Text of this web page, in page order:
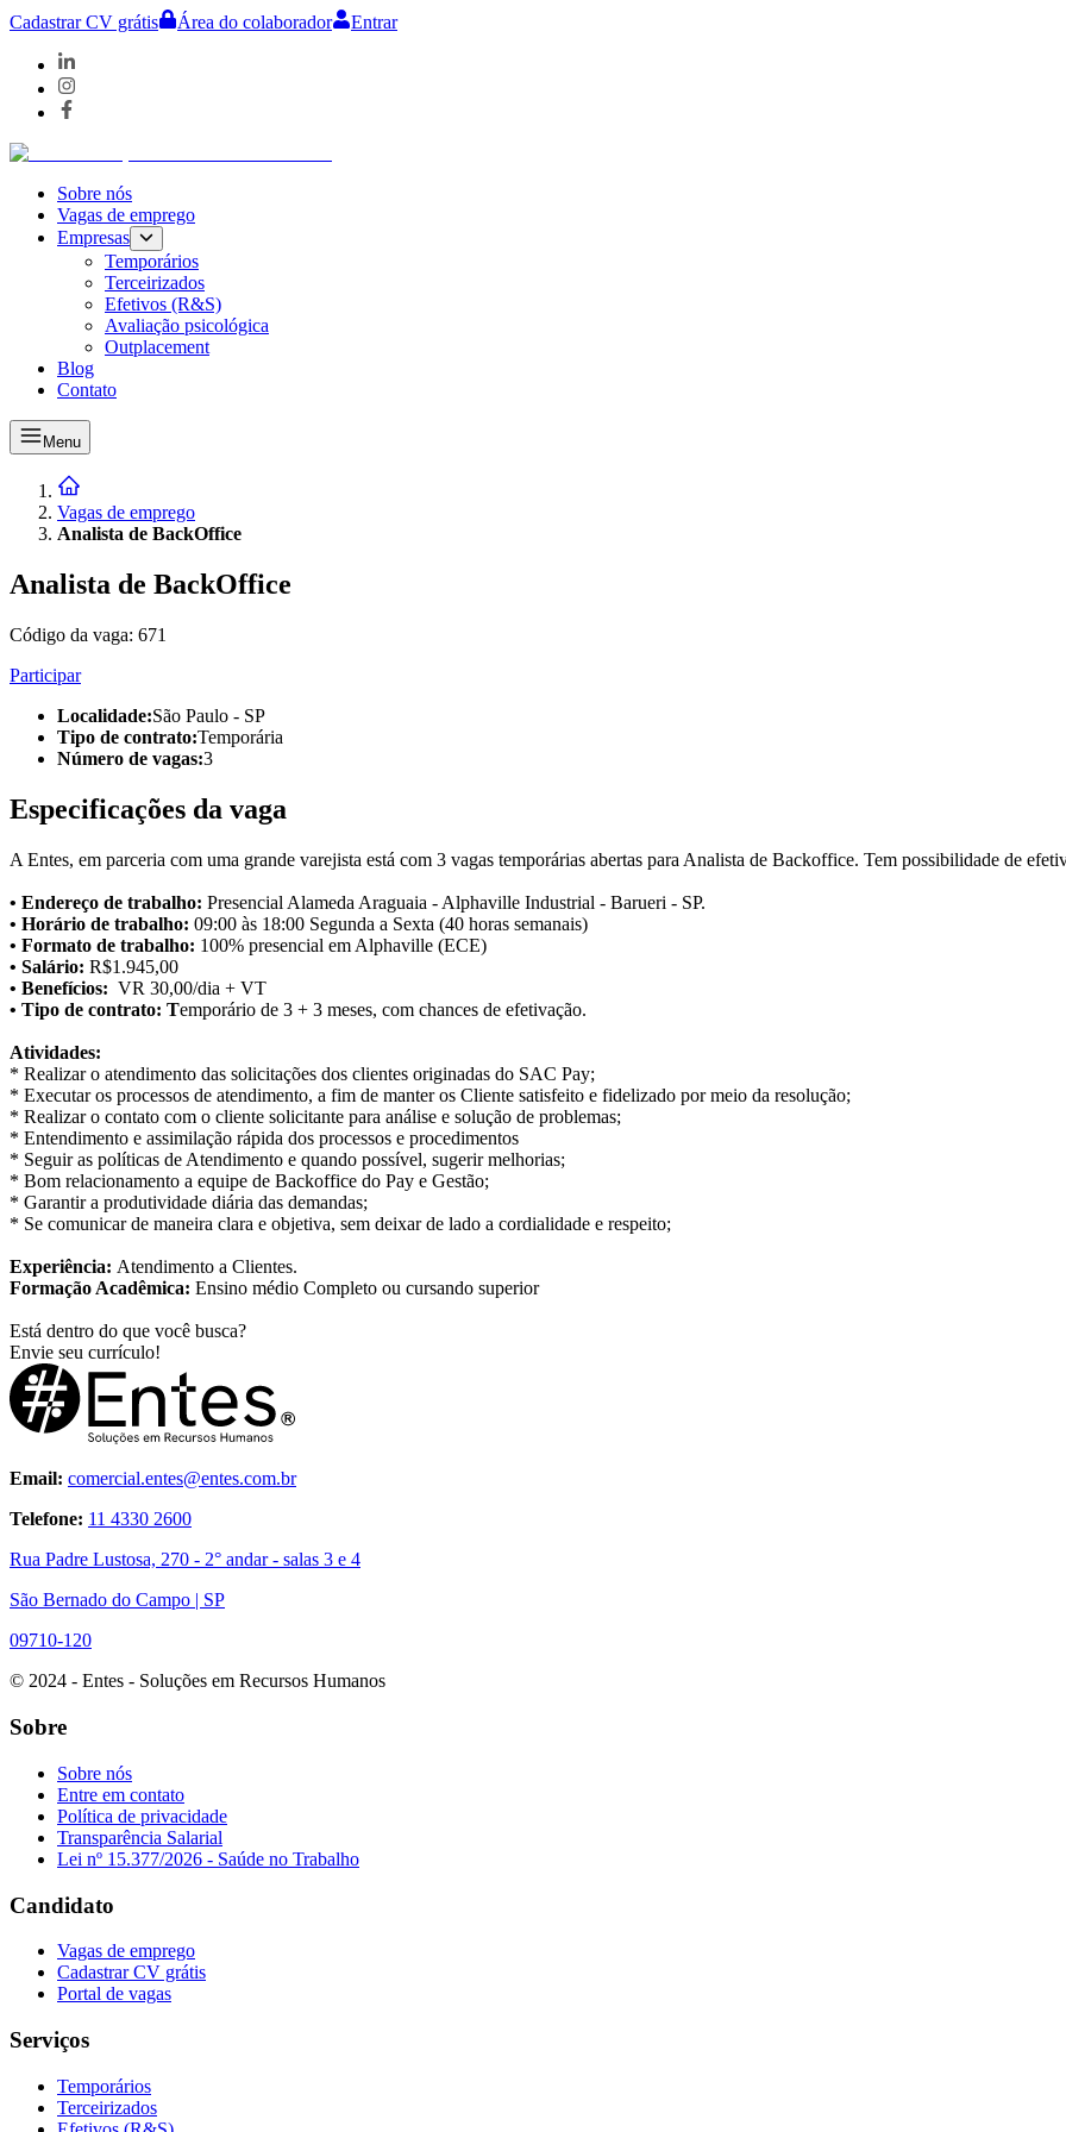
Cadastrar CV grátis Área do colaborador Entrar
Sobre nós
Vagas de emprego
Empresas
Temporários
Terceirizados
Efetivos (R&S)
Avaliação psicológica
Outplacement
Blog
Contato
Menu
Vagas de emprego
Analista de BackOffice
Analista de BackOffice
Código da vaga: 671
Participar
Localidade:São Paulo - SP
Tipo de contrato:Temporária
Número de vagas:3
Especificações da vaga
A Entes, em parceria com uma grande varejista está com 3 vagas temporárias abertas para Analista de Backoffice. Tem possibilidade de
• Endereço de trabalho: Presencial Alameda Araguaia - Alphaville Industrial - Barueri - SP.
• Horário de trabalho: 09:00 às 18:00 Segunda a Sexta (40 horas semanais)
• Formato de trabalho: 100% presencial em Alphaville (ECE)
• Salário: R$1.945,00
• Benefícios: VR 30,00/dia + VT
• Tipo de contrato: Temporário de 3 + 3 meses, com chances de efetivação.
Atividades:
* Realizar o atendimento das solicitações dos clientes originadas do SAC Pay;
* Executar os processos de atendimento, a fim de manter os Cliente satisfeito e fidelizado por meio da resolução;
* Realizar o contato com o cliente solicitante para análise e solução de problemas;
* Entendimento e assimilação rápida dos processos e procedimentos
* Seguir as políticas de Atendimento e quando possível, sugerir melhorias;
* Bom relacionamento a equipe de Backoffice do Pay e Gestão;
* Garantir a produtividade diária das demandas;
* Se comunicar de maneira clara e objetiva, sem deixar de lado a cordialidade e respeito;
Experiência: Atendimento a Clientes.
Formação Acadêmica: Ensino médio Completo ou cursando superior
Está dentro do que você busca?
Envie seu currículo!
Email: comercial.entes@entes.com.br
Telefone: 11 4330 2600
Rua Padre Lustosa, 270 - 2° andar - salas 3 e 4
São Bernado do Campo | SP
09710-120
© 2024 - Entes - Soluções em Recursos Humanos
Sobre
Sobre nós
Entre em contato
Política de privacidade
Transparência Salarial
Lei nº 15.377/2026 - Saúde no Trabalho
Candidato
Vagas de emprego
Cadastrar CV grátis
Portal de vagas
Serviços
Temporários
Terceirizados